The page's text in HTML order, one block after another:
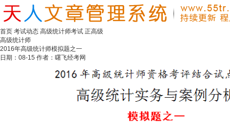
首页 考试动态 高级统计师考试 正高级
高级统计师
2016年高级统计师模拟题之一
日期：08-15 作者：曙飞经考网